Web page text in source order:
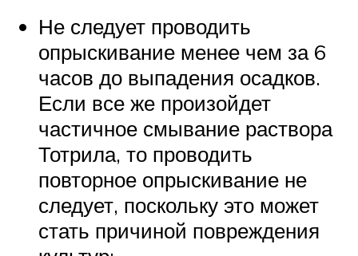
Не следует проводить
опрыскивание менее чем за 6
часов до выпадения осадков.
Если все же произойдет
частичное смывание раствора
Тотрила, то проводить
повторное опрыскивание не
следует, поскольку это может
стать причиной повреждения